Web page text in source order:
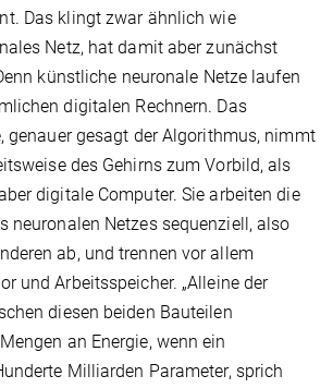
Das klingt zwar ähnlich wie
Netz, hat damit aber zunächst
künstliche neuronale Netze laufen
digitalen Rechnern. Das
genauer gesagt der Algorithmus, nimmt
des Gehirns zum Vorbild, als
digitale Computer. Sie arbeiten die
neuronalen Netzes sequenziell, also
ab, und trennen vor allem
und Arbeitsspeicher. „Alleine der
diesen beiden Bauteilen
an Energie, wenn ein
Milliarden Parameter, sprich